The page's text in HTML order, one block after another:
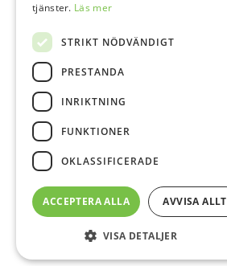
tjänster. Läs mer
STRIKT NÖDVÄNDIGT
PRESTANDA
INRIKTNING
FUNKTIONER
OKLASSIFICERADE
ACCEPTERA ALLA AVVISA ALLT
VISA DETALJER